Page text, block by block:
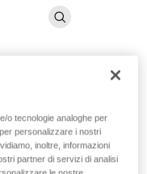
da ghiaccio
o tecnologie analoghe per
personalizzare i nostri
inoltre, informazioni
partner di servizi di analisi